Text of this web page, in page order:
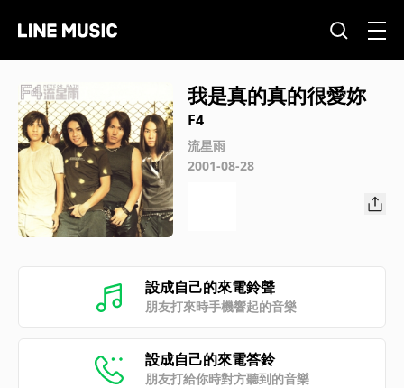
我是真的真的很愛妳
F4
流星雨
2001-08-28
設成自己的來電鈴聲
朋友打來時手機響起的音樂
設成自己的來電答鈴
朋友打給你時對方聽到的音樂